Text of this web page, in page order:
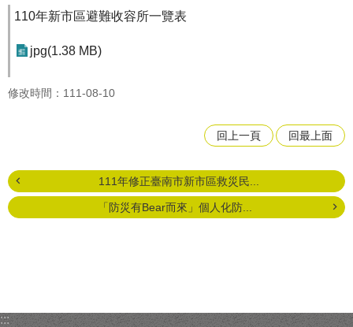
110年新市區避難收容所一覽表
jpg(1.38 MB)
修改時間：111-08-10
回上一頁 回最上面
111年修正臺南市新市區救災民...
「防災有Bear而來」個人化防...
:::